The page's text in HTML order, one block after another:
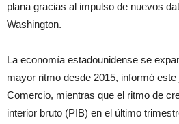
plana gracias al impulso de nuevos
Washington.
La economía estadounidense se
mayor ritmo desde 2015, informó
Comercio, mientras que el ritmo de
interior bruto (PIB) en el último